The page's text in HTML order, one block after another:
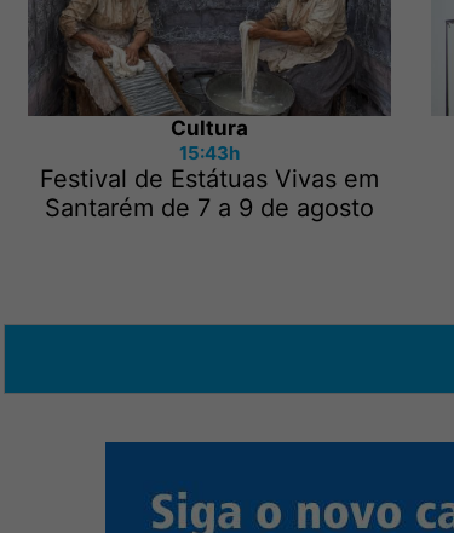
Cultura
15:43h
Festival de Estátuas Vivas em
Santarém de 7 a 9 de agosto